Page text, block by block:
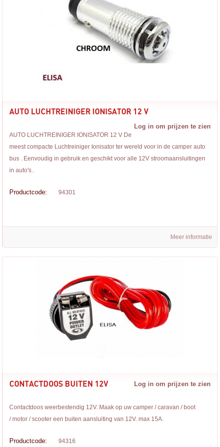
AUTO LUCHTREINIGER IONISATOR 12 V
Log in om prijzen te zien
AUTO LUCHTREINIGER IONISATOR 12 V De
meest compacte Luchtreiniger Ionisator ter wereld voor in de camper auto
bus . Eenvoudig in gebruik en geschikt voor alle 12V stroomaansluitingen
in auto's..
Productcode: 94301
Meer informatie
CONTACTDOOS BUITEN 12V Log in om prijzen te zien
Contactdoos weerbestendig 12V. Maak op uw camper / caravan / boot
/ motor / scooter een buiten aansluiting van 12V. max 15A.
Productcode: 94316